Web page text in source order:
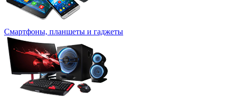
Смартфоны, планшеты и гаджеты